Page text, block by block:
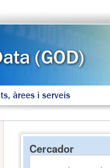
àrees i serveis
Cercador